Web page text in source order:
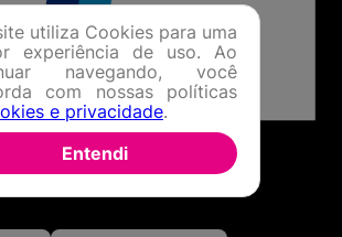
utiliza Cookies para uma
experiência de uso. Ao
navegando, você
com nossas políticas
e privacidade.
Entendi